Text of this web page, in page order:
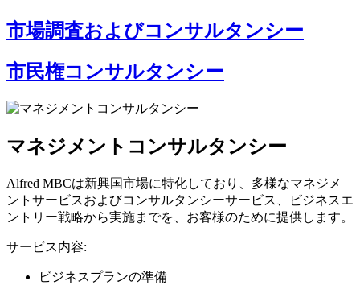
市場調査およびコンサルタンシー
市民権コンサルタンシー
マネジメントコンサルタンシー
Alfred MBCは新興国市場に特化しており、多様なマネジメ
ントサービスおよびコンサルタンシーサービス、ビジネスエ
ントリー戦略から実施までを、お客様のために提供します。
サービス内容:
ビジネスプランの準備